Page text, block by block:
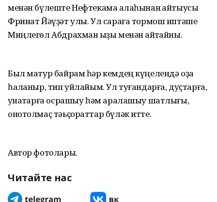
менән бүлеште Нефтекама ҡалаһынан ҡайтыусы
Фринат Йәүҙәт улы. Ул сараға тормош иптәше
Миңлегөл Абдрахман ҡыҙы менән ҡайтҡайны.
Был матур байрам һәр кемдең күңелендә оҙаҡ
һаҡланыр, тип уйлайым. Ул туғандарға, дуҫтарға,
ҡунаҡтарға осрашыу һәм аралашыу шатлығы,
онотолмаҫ тәьҫораттар бүләк итте.
Автор фотолары.
Читайте нас